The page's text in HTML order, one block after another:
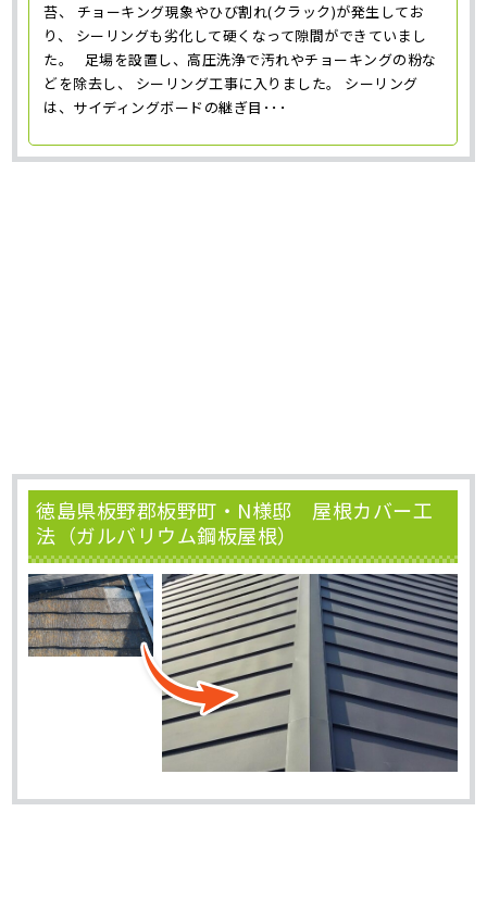
苔、 チョーキング現象やひび割れ(クラック)が発生してお
り、 シーリングも劣化して硬くなって隙間ができていまし
た。 足場を設置し、高圧洗浄で汚れやチョーキングの粉な
どを除去し、 シーリング工事に入りました。 シーリング
は、サイディングボードの継ぎ目･･･
徳島県板野郡板野町・N様邸 屋根カバー工
法（ガルバリウム鋼板屋根）